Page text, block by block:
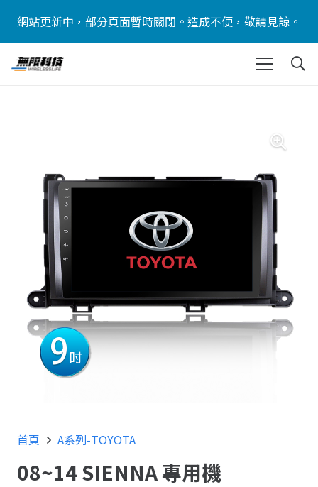
網站更新中，部分頁面暫時關閉。造成不便，敬請見諒。
首頁 A系列-TOYOTA
08~14 SIENNA 專用機